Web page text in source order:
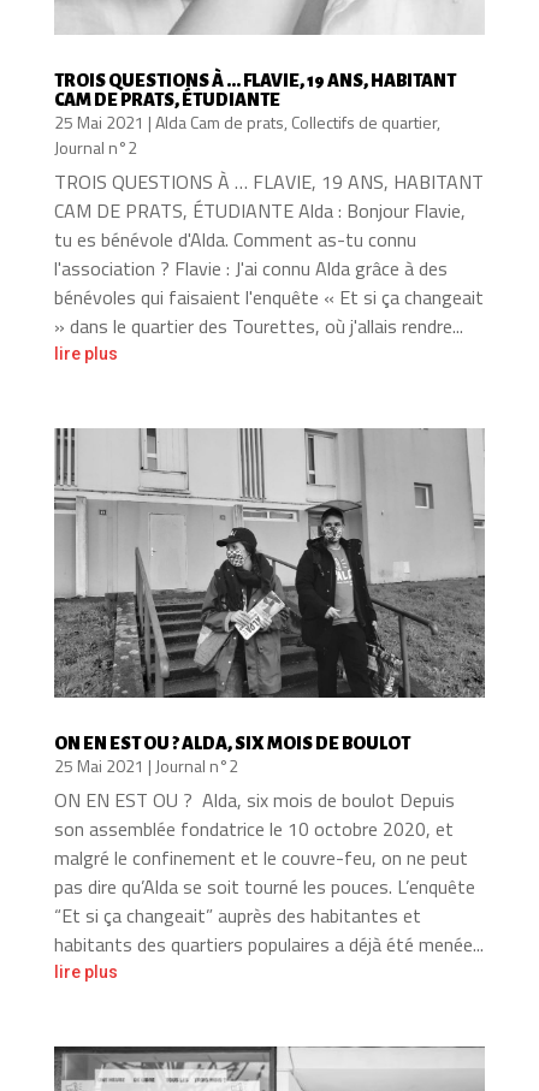
TROIS QUESTIONS À … FLAVIE, 19 ANS, HABITANT
CAM DE PRATS, ÉTUDIANTE
25 Mai 2021 |Alda Cam de prats, Collectifs de quartier,
Journal n°2
TROIS QUESTIONS À … FLAVIE, 19 ANS, HABITANT
CAM DE PRATS, ÉTUDIANTE Alda : Bonjour Flavie,
tu es bénévole d'Alda. Comment as-tu connu
l'association ? Flavie : J'ai connu Alda grâce à des
bénévoles qui faisaient l'enquête « Et si ça changeait
» dans le quartier des Tourettes, où j'allais rendre...
lire plus
ON EN EST OU ? ALDA, SIX MOIS DE BOULOT
25 Mai 2021 | Journal n°2
ON EN EST OU ? Alda, six mois de boulot Depuis
son assemblée fondatrice le 10 octobre 2020, et
malgré le confinement et le couvre-feu, on ne peut
pas dire qu’Alda se soit tourné les pouces. L’enquête
“Et si ça changeait” auprès des habitantes et
habitants des quartiers populaires a déjà été menée...
lire plus